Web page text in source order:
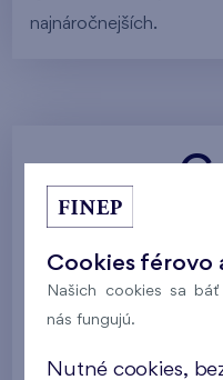
najnáročnejších.
Všetky fotografie
Orientačný výhľad
Cookies férovo
Našich cookies sa
nás fungujú.
Nutné cookies,